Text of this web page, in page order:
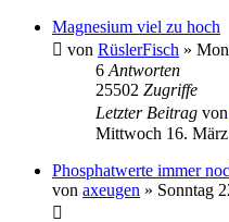
Magnesium viel zu hoch
von RüslerFisch »
6 Antworten
25502 Zugriffe
Letzter Beitrag von
Mittwoch 16.
Phosphatwerte immer
von axeugen » Sonntag